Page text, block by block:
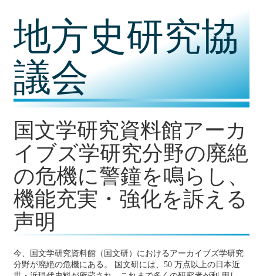
地方史研究協
議会
国文学研究資料館アーカ
イブズ学研究分野の廃絶
の危機に警鐘を鳴らし、
機能充実・強化を訴える
声明
今、国文学研究資料館（国文研）におけるアーカイブズ学研究
分野が廃絶の危機にある。 国文研には、 50 万点以上の日本近